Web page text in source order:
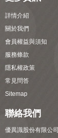
詳情介紹
關於我們
會員權益與須知
服務條款
隱私權政策
常見問答
Sitemap
聯絡我們
優異識股份有限公司